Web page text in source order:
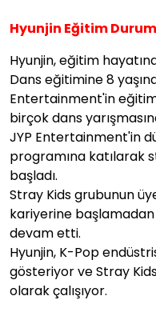
Hyunjin Eğitim
Hyunjin, eğitim
Dans eğitimine 8
Entertainment'in
birçok dans
JYP Entertainment'in
programına katılarak
başladı.
Stray Kids grubunun
kariyerine
devam etti.
Hyunjin, K-Pop
gösteriyor ve Stray
olarak çalışıyor.